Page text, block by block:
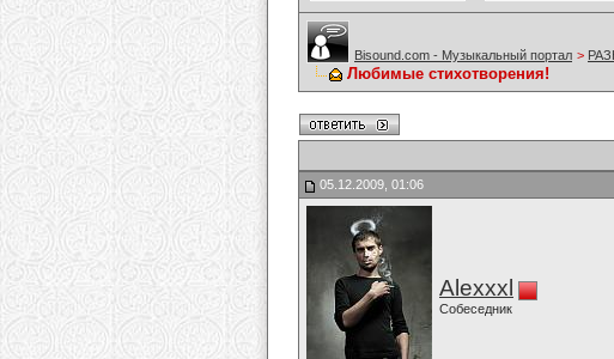
Bisound.com - Музыкальный портал >
Любимые стихотворения!
05.12.2009, 01:06
Alexxxl
Собеседник